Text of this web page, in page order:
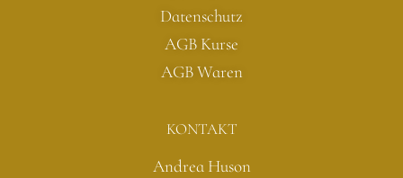
Datenschutz
AGB Kurse
AGB Waren
KONTAKT
Andrea Huson